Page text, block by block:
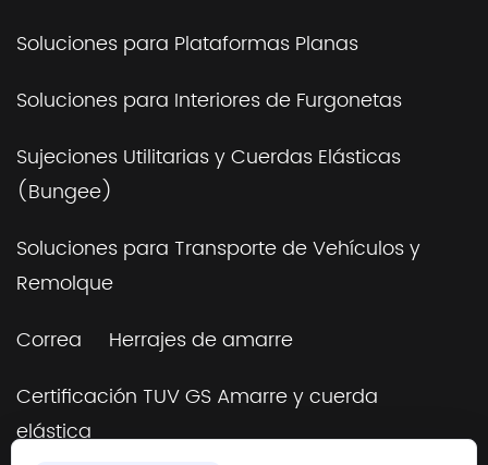
Soluciones para Plataformas Planas
Soluciones para Interiores de Furgonetas
Sujeciones Utilitarias y Cuerdas Elásticas
(Bungee)
Soluciones para Transporte de Vehículos y
Remolque
Correa
Herrajes de amarre
Certificación TUV GS Amarre y cuerda
elástica